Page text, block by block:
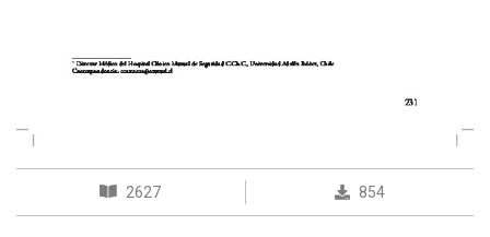
2627 854